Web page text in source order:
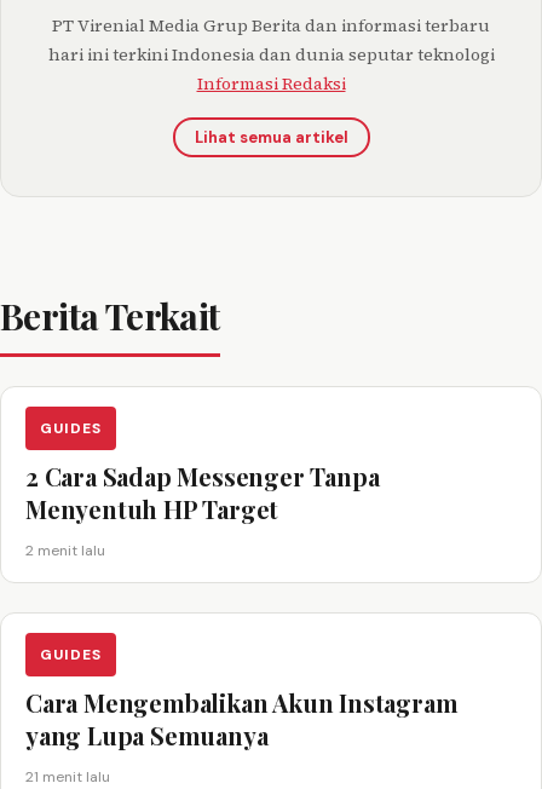
PT Virenial Media Grup Berita dan informasi terbaru
hari ini terkini Indonesia dan dunia seputar teknologi
Informasi Redaksi
Lihat semua artikel
Berita Terkait
GUIDES
2 Cara Sadap Messenger Tanpa
Menyentuh HP Target
2 menit lalu
GUIDES
Cara Mengembalikan Akun Instagram
yang Lupa Semuanya
21 menit lalu